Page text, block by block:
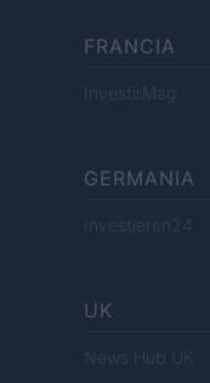
FRANCIA
InvestirMag
GERMANIA
Investieren24
UK
News Hub UK